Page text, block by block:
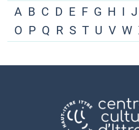
A B C D E F G H I J
O P Q R S T U V W